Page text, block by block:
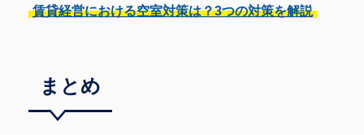
賃貸経営における空室対策は？3つの対策を解説
まとめ